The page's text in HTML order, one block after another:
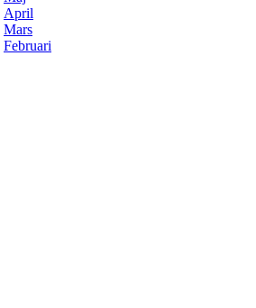
April
Mars
Februari